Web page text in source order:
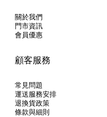
關於我們
門市資訊
會員優惠
顧客服務
常見問題
運送服務安排
退換貨政策
條款與細則